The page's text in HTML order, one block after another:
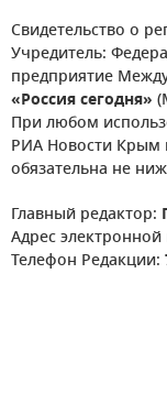
Свидетельство о
Учредитель:
предприятие
«Россия сегодня»
При любом
РИА Новости Крым
обязательна не
Главный редактор:
Адрес
Телефон Редакции: